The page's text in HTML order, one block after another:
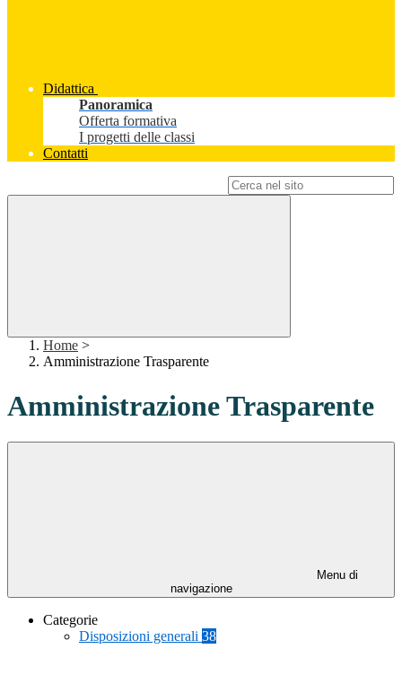
Didattica
Panoramica
Offerta formativa
I progetti delle classi
Contatti
Home >
Amministrazione Trasparente
Amministrazione Trasparente
Menu di
navigazione
Categorie
Disposizioni generali 38